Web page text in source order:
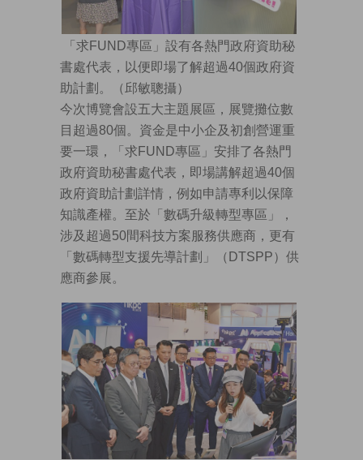
「求FUND專區」設有各熱門政府資助秘
書處代表，以便即場了解超過40個政府資
助計劃。（邱敏聰攝）
今次博覽會設五大主題展區，展覽攤位數
目超過80個。資金是中小企及初創營運重
要一環，「求FUND專區」安排了各熱門
政府資助秘書處代表，即場講解超過40個
政府資助計劃詳情，例如申請專利以保障
知識產權。至於「數碼升級轉型專區」，
涉及超過50間科技方案服務供應商，更有
「數碼轉型支援先導計劃」（DTSPP）供
應商參展。